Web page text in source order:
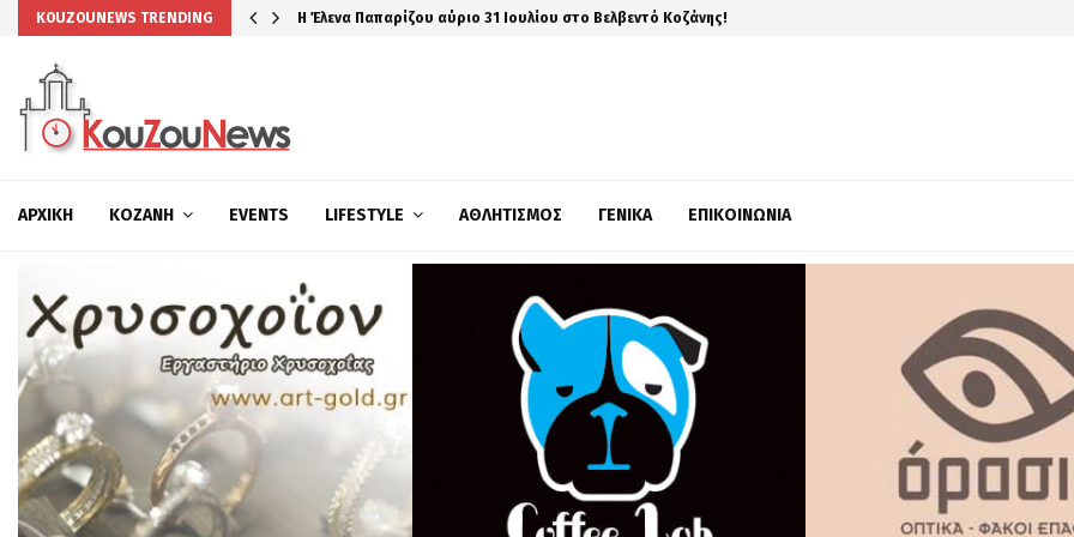
KOUZOUNEWS TRENDING Η Έλενα Παπαρίζου αύριο 31 Ιουλίου στο Βελβεντό Κοζάνης!
ΑΡΧΙΚΉ ΚΟΖΆΝΗ EVENTS LIFESTYLE ΑΘΛΗΤΙΣΜΌΣ ΓΕΝΙΚΆ ΕΠΙΚΟΙΝΩΝΊΑ